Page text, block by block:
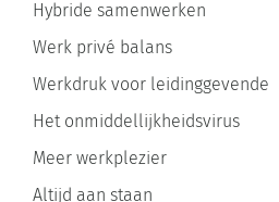
Werk privé balans
Werkdruk voor leidinggevende
Het onmiddellijkheidsvirus
Meer werkplezier
Altijd aan staan